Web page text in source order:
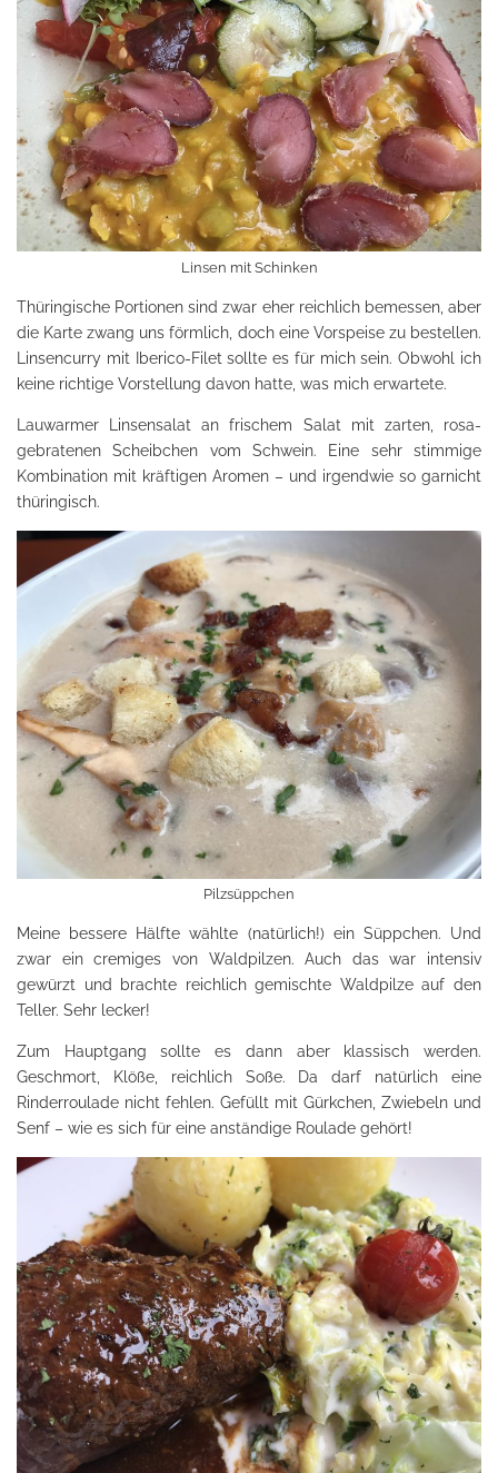
Linsen mit Schinken
Thüringische Portionen sind zwar eher reichlich bemessen, aber
die Karte zwang uns förmlich, doch eine Vorspeise zu bestellen.
Linsencurry mit Iberico-Filet sollte es für mich sein. Obwohl ich
keine richtige Vorstellung davon hatte, was mich erwartete.
Lauwarmer Linsensalat an frischem Salat mit zarten, rosa-
gebratenen Scheibchen vom Schwein. Eine sehr stimmige
Kombination mit kräftigen Aromen – und irgendwie so garnicht
thüringisch.
Pilzsüppchen
Meine bessere Hälfte wählte (natürlich!) ein Süppchen. Und
zwar ein cremiges von Waldpilzen. Auch das war intensiv
gewürzt und brachte reichlich gemischte Waldpilze auf den
Teller. Sehr lecker!
Zum Hauptgang sollte es dann aber klassisch werden.
Geschmort, Klöße, reichlich Soße. Da darf natürlich eine
Rinderroulade nicht fehlen. Gefüllt mit Gürkchen, Zwiebeln und
Senf – wie es sich für eine anständige Roulade gehört!